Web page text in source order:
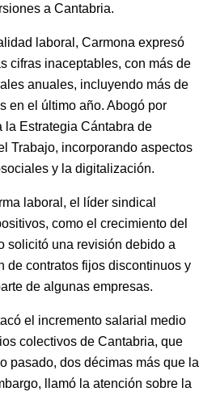
a Cantabria.
laboral, Carmona expresó
cifras inaceptables, con más de
anuales, incluyendo más de
en el último año. Abogó por
la Estrategia Cántabra de
Trabajo, incorporando aspectos
y la digitalización.
laboral, el líder sindical
como el crecimiento del
solicitó una revisión debido a
de contratos fijos discontinuos y
de algunas empresas.
el incremento salarial medio
colectivos de Cantabria, que
pasado, dos décimas más que la
llamó la atención sobre la